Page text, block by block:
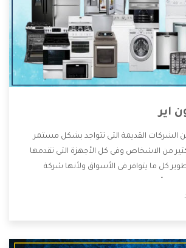
اير
الشركات القديمة التى تتواجد بشكل مستمر
من الاشخاص وفى كل الأجهزة التى تقدمها
كل ما يتوافر فى الأسواق ولأنها شركة
العروض والخصومات التى تسهل على